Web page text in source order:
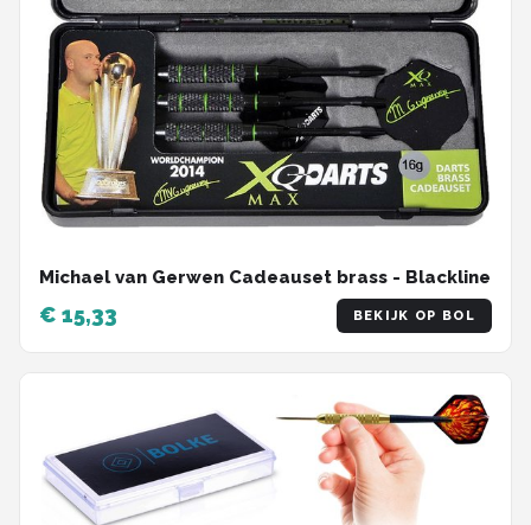
Michael van Gerwen Cadeauset brass - Blackline
€ 15,33 BEKIJK OP BOL